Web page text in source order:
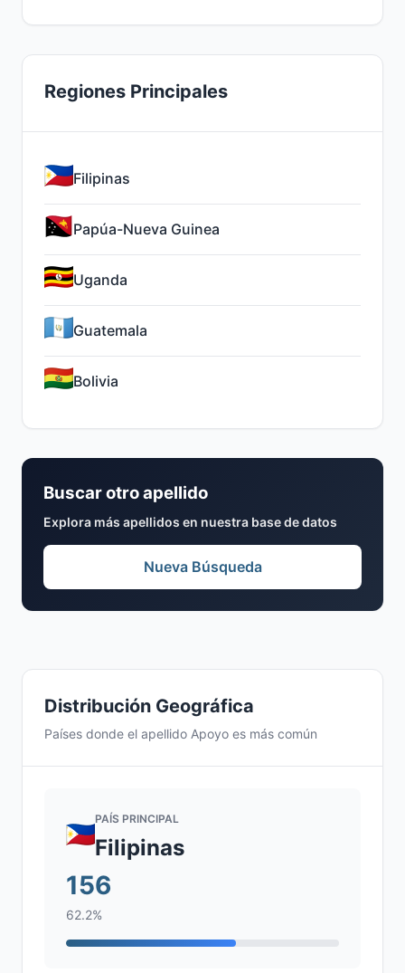
Distribución Geográfica
Países donde el apellido Apoyo es más común
PAÍS PRINCIPAL
Filipinas
156
62.2%
Regiones Principales
Filipinas
Papúa-Nueva Guinea
Uganda
Guatemala
Bolivia
Buscar otro apellido
Explora más apellidos en nuestra base de datos
Nueva Búsqueda